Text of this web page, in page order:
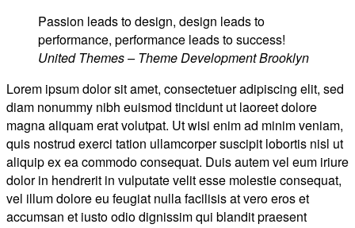
Passion leads to design, design leads to
performance, performance leads to success!
United Themes – Theme Development Brooklyn
Lorem ipsum dolor sit amet, consectetuer adipiscing elit, sed
diam nonummy nibh euismod tincidunt ut laoreet dolore
magna aliquam erat volutpat. Ut wisi enim ad minim veniam,
quis nostrud exerci tation ullamcorper suscipit lobortis nisl ut
aliquip ex ea commodo consequat. Duis autem vel eum iriure
dolor in hendrerit in vulputate velit esse molestie consequat,
vel illum dolore eu feugiat nulla facilisis at vero eros et
accumsan et iusto odio dignissim qui blandit praesent